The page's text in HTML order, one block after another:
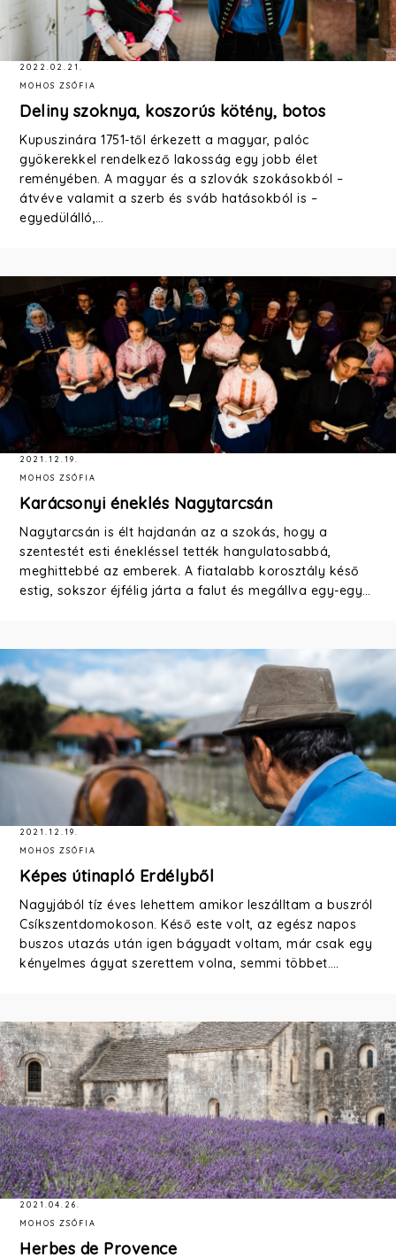
2022.02.21.
MOHOS ZSÓFIA
Deliny szoknya, koszorús kötény, botos
Kupuszinára 1751-től érkezett a magyar, palóc
gyökerekkel rendelkező lakosság egy jobb élet
reményében. A magyar és a szlovák szokásokból –
átvéve valamit a szerb és sváb hatásokból is –
egyedülálló,…
2021.12.19.
MOHOS ZSÓFIA
Karácsonyi éneklés Nagytarcsán
Nagytarcsán is élt hajdanán az a szokás, hogy a
szentestét esti énekléssel tették hangulatosabbá,
meghittebbé az emberek. A fiatalabb korosztály késő
estig, sokszor éjfélig járta a falut és megállva egy-egy…
2021.12.19.
MOHOS ZSÓFIA
Képes útinapló Erdélyből
Nagyjából tíz éves lehettem amikor leszálltam a buszról
Csíkszentdomokoson. Késő este volt, az egész napos
buszos utazás után igen bágyadt voltam, már csak egy
kényelmes ágyat szerettem volna, semmi többet.…
2021.04.26.
MOHOS ZSÓFIA
Herbes de Provence